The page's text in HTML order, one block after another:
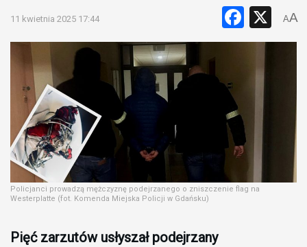
11 kwietnia 2025 17:44 X
AA
Policjanci prowadzą mężczyznę podejrzanego o zniszczenie flag na
Westerplatte (fot. Komenda Miejska Policji w Gdańsku)
Pięć zarzutów usłyszał podejrzany